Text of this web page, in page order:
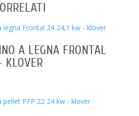
A LEGNA FRONTAL
KLOVER